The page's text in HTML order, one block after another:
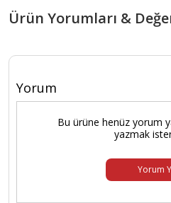
Ürün Yorumları &
Yorum
Bu ürüne henüz yorum
yazmak
Yorum